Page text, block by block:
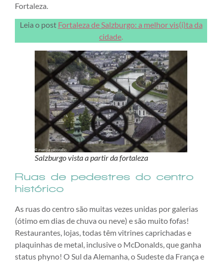
Fortaleza.
Leia o post Fortaleza de Salzburgo: a melhor vis(i)ta da
cidade.
Salzburgo vista a partir da fortaleza
Ruas de pedestres do centro
histórico
As ruas do centro são muitas vezes unidas por galerias
(ótimo em dias de chuva ou neve) e são muito fofas!
Restaurantes, lojas, todas têm vitrines caprichadas e
plaquinhas de metal, inclusive o McDonalds, que ganha
status phyno! O Sul da Alemanha, o Sudeste da França e